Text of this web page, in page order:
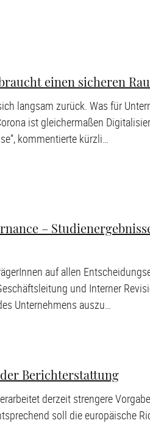
einen sicheren
langsam zurück. Was für
ist gleichermaßen
kommentierte kürzli…
–
auf allen
und Interner
Unternehmens auszu…
Berichterstattung
derzeit strengere
soll die europäische